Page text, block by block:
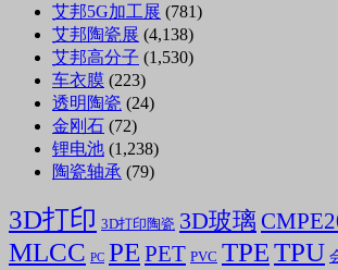
艾邦5G加工展 (781)
艾邦陶瓷展 (4,138)
艾邦高分子 (1,530)
车衣膜 (223)
透明陶瓷 (24)
金刚石 (72)
锂电池 (1,238)
陶瓷轴承 (79)
3D打印 3D打印陶瓷 3D玻璃
MLCC PC PE PET PVC TPETPU